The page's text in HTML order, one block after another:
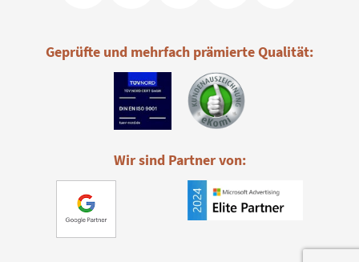
Geprüfte und mehrfach prämierte Qualität:
Wir sind Partner von: